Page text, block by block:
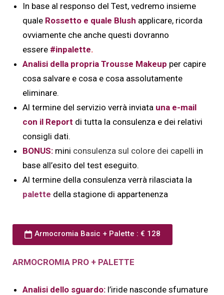
In base al responso del Test, vedremo insieme
quale Rossetto e quale Blush applicare, ricorda
ovviamente che anche questi dovranno
essere #inpalette.
Analisi della propria Trousse Makeup per capire
cosa salvare e cosa e cosa assolutamente
eliminare.
Al termine del servizio verrà inviata una e-mail
con il Report di tutta la consulenza e dei relativi
consigli dati.
BONUS: mini consulenza sul colore dei capelli in
base all’esito del test eseguito.
Al termine della consulenza verrà rilasciata la
palette della stagione di appartenenza
Armocromia Basic + Palette : € 128
ARMOCROMIA PRO + PALETTE
Analisi dello sguardo: l’iride nasconde sfumature